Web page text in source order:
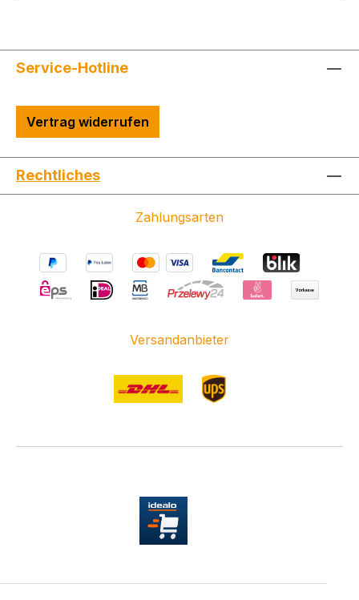
Service-Hotline
Vertrag widerrufen
Rechtliches
Zahlungsarten
Versandanbieter